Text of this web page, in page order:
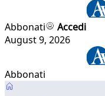
Abbonati
Accedi
August 9, 2026
Abbonati